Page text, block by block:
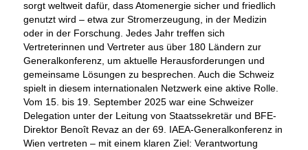
sorgt weltweit dafür, dass Atomenergie sicher und friedlich
genutzt wird – etwa zur Stromerzeugung, in der Medizin
oder in der Forschung. Jedes Jahr treffen sich
Vertreterinnen und Vertreter aus über 180 Ländern zur
Generalkonferenz, um aktuelle Herausforderungen und
gemeinsame Lösungen zu besprechen. Auch die Schweiz
spielt in diesem internationalen Netzwerk eine aktive Rolle.
Vom 15. bis 19. September 2025 war eine Schweizer
Delegation unter der Leitung von Staatssekretär und BFE-
Direktor Benoît Revaz an der 69. IAEA-Generalkonferenzin
Wien vertreten – mit einem klaren Ziel: Verantwortung